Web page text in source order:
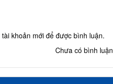
tài khoản mới để được bình luận.
Chưa có bình luận